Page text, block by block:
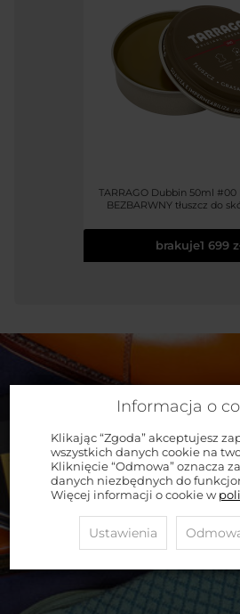
TARRAGO Dubbin 50ml #00
BEZBARWNY tłuszcz do
brakuje1 699
Informacja o
Klikając “Zgoda” akceptujesz
wszystkich danych cookie na
Kliknięcie “Odmowa” oznacza
danych niezbędnych do
Więcej informacji o cookie w
Ustawienia